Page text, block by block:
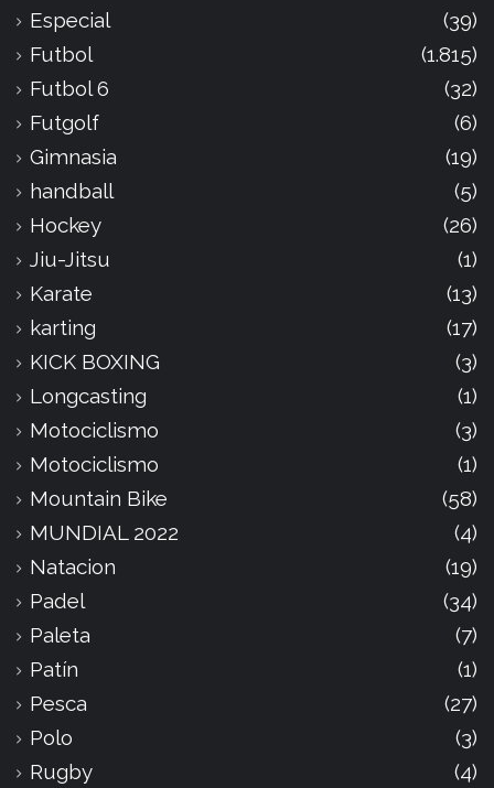
Especial
(39)
Futbol
(1.815)
Futbol 6
(32)
Futgolf
(6)
Gimnasia
(19)
handball
(5)
Hockey
(26)
Jiu-Jitsu
(1)
Karate
(13)
karting
(17)
KICK BOXING
(3)
Longcasting
(1)
Motociclismo
(3)
Motociclismo
(1)
Mountain Bike
(58)
MUNDIAL 2022
(4)
Natacion
(19)
Padel
(34)
Paleta
(7)
Patín
(1)
Pesca
(27)
Polo
(3)
Rugby
(4)